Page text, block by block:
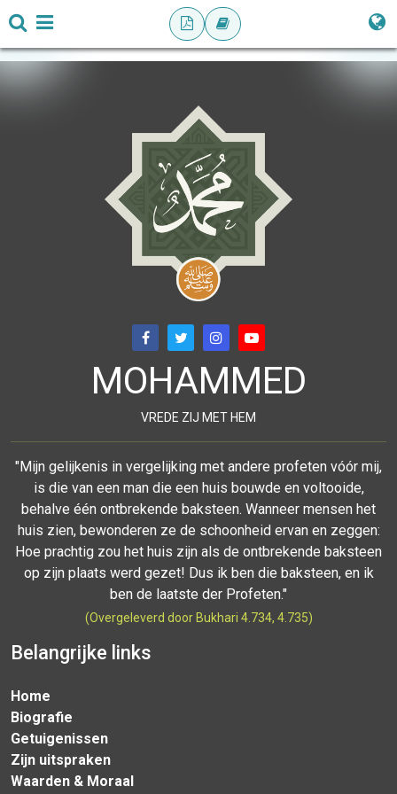
MOHAMMED
VREDE ZIJ MET HEM
"Mijn gelijkenis in vergelijking met andere profeten vóór mij,
is die van een man die een huis bouwde en voltooide,
behalve één ontbrekende baksteen. Wanneer mensen het
huis zien, bewonderen ze de schoonheid ervan en zeggen:
Hoe prachtig zou het huis zijn als de ontbrekende baksteen
op zijn plaats werd gezet! Dus ik ben die baksteen, en ik
ben de laatste der Profeten."
(Overgeleverd door Bukhari 4.734, 4.735)
Belangrijke links
Home
Biografie
Getuigenissen
Zijn uitspraken
Waarden & Moraal